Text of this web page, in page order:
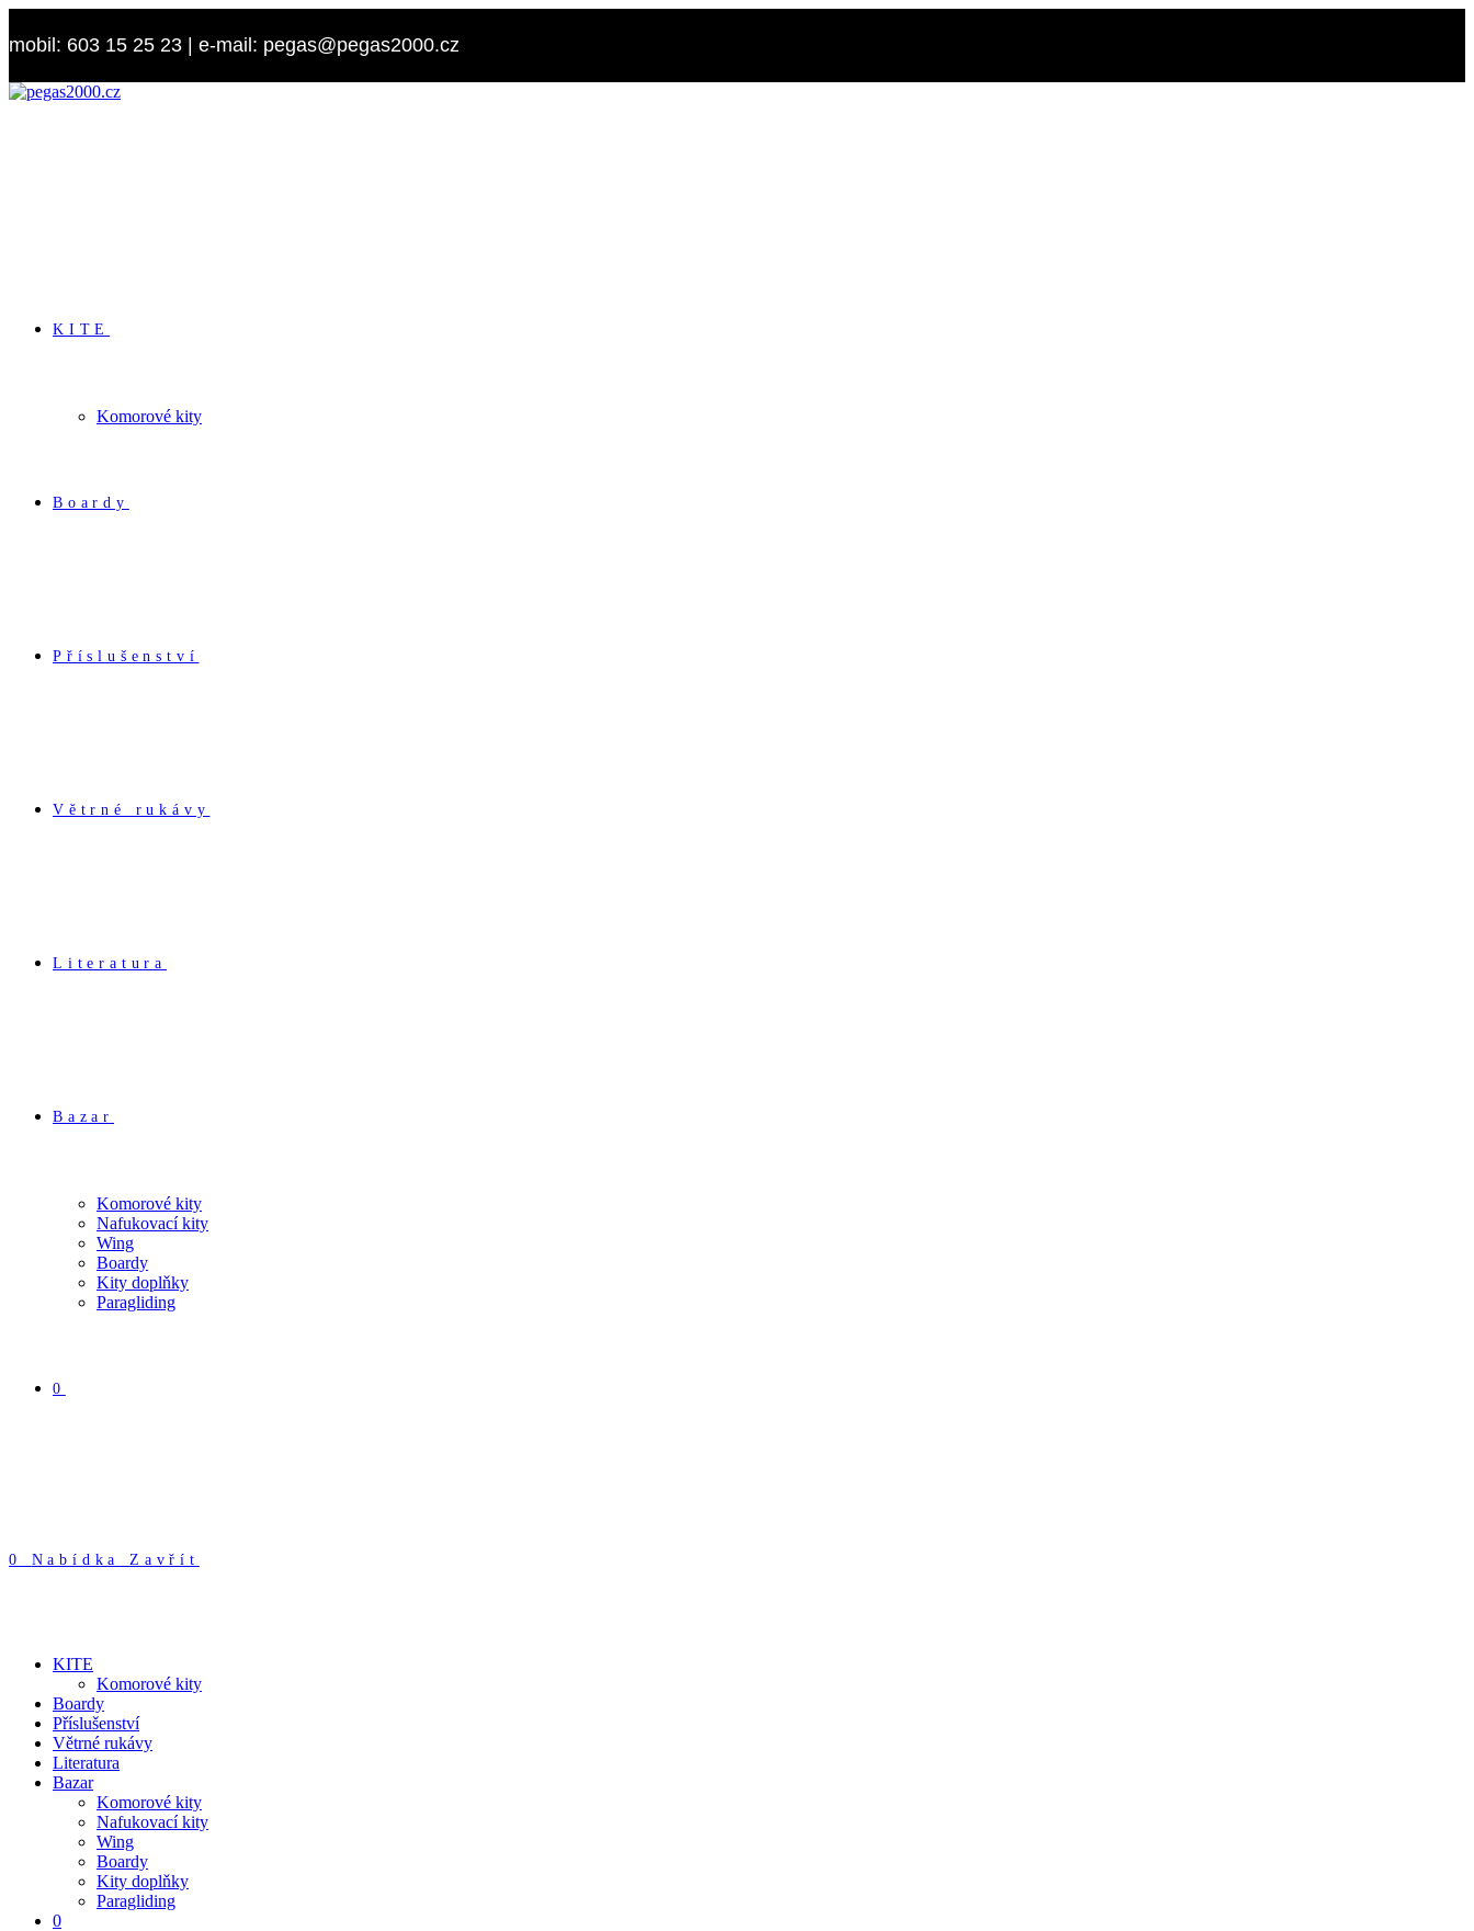
k
obsahu
mobil: 603 15 25 23 | e-mail: pegas@pegas2000.cz
KITE
Komorové kity
Boardy
Příslušenství
Větrné rukávy
Literatura
Bazar
Komorové kity
Nafukovací kity
Wing
Boardy
Kity doplňky
Paragliding
0
0 Nabídka Zavřít
KITE
Komorové kity
Boardy
Příslušenství
Větrné rukávy
Literatura
Bazar
Komorové kity
Nafukovací kity
Wing
Boardy
Kity doplňky
Paragliding
0